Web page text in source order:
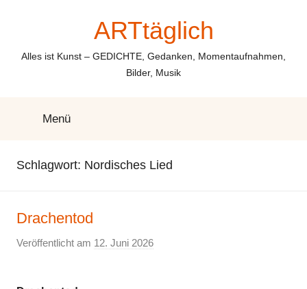
ARTtäglich
Alles ist Kunst – GEDICHTE, Gedanken, Momentaufnahmen,
Bilder, Musik
Menü
Schlagwort: Nordisches Lied
Drachentod
Veröffentlicht am 12. Juni 2026